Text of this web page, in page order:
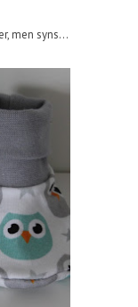
men syns...